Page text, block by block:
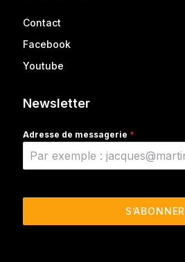
Contact
Facebook
Youtube
Newsletter
Adresse de messagerie *
S’ABONNER